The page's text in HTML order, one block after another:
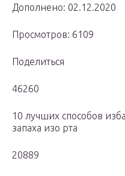
Дополнено: 02.12.2020
Просмотров: 6109
Поделиться
46260
10 лучших способов
запаха изо рта
20889